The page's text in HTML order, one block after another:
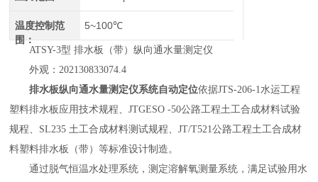
温度控制范
围：
5~100℃
ATSY-3型 排水板（带）纵向通水量测定仪
外观： 202130833074.4
排水板纵向通水量测定仪系统自动定位依据JTS-206-1 水运工程
塑料排水板应用技术规程、JTGESO -50公路工程土工合成材料试验
规程、 SL235 土工合成材料测试规程、JT/T521公路工程土工合成材
料塑料排水板（带）等标准设计制造。
通过脱气恒温水处理系统，测定溶解氧测量系统，满足试验用水